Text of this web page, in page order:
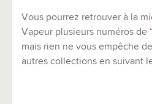
Vous pourrez retrouver à la
Vapeur plusieurs numéros de
mais rien ne vous empêche
autres collections en suivant